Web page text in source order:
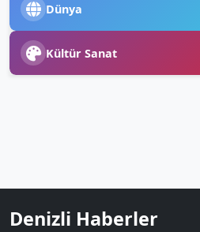
Dünya
Kültür Sanat
Denizli Haberler